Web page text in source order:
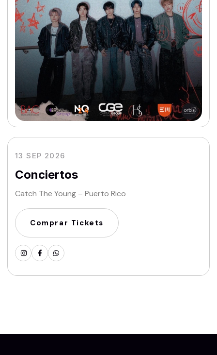
13 SEP 2026
Conciertos
Catch The Young – Puerto Rico
Comprar Tickets